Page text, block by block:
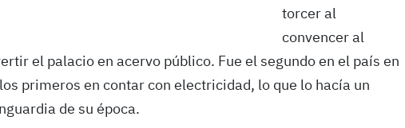
torcer al
convencer al
el palacio en acervo público. Fue el segundo en el país en
primeros en contar con electricidad, lo que lo hacía un
de su época.